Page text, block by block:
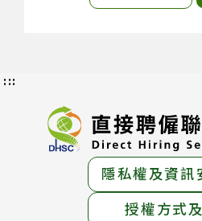
:::
隱私權及資訊
授權方式